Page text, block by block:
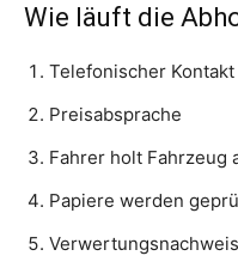
Wie läuft die
Telefonischer Kontakt
Preisabsprache
Fahrer holt Fahrzeug
Papiere werden